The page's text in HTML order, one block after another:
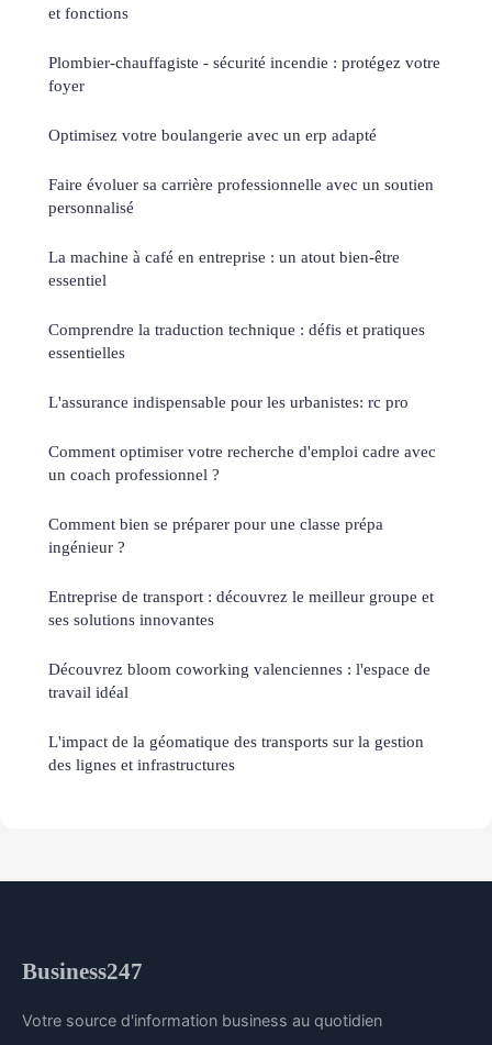
et fonctions
Plombier-chauffagiste - sécurité incendie : protégez votre
foyer
Optimisez votre boulangerie avec un erp adapté
Faire évoluer sa carrière professionnelle avec un soutien
personnalisé
La machine à café en entreprise : un atout bien-être
essentiel
Comprendre la traduction technique : défis et pratiques
essentielles
L'assurance indispensable pour les urbanistes: rc pro
Comment optimiser votre recherche d'emploi cadre avec
un coach professionnel ?
Comment bien se préparer pour une classe prépa
ingénieur ?
Entreprise de transport : découvrez le meilleur groupe et
ses solutions innovantes
Découvrez bloom coworking valenciennes : l'espace de
travail idéal
L'impact de la géomatique des transports sur la gestion
des lignes et infrastructures
Business247
Votre source d'information business au quotidien